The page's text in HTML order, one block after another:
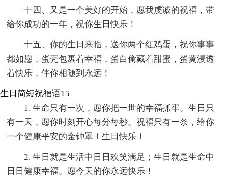
十四、又是一个美好的开始，愿我虔诚的祝福，带
给你成功的一年，祝你生日快乐！
十五、你的生日来临，送你两个红鸡蛋，祝你事事
都如愿，蛋壳包裹着幸福，蛋白偷藏着甜蜜，蛋黄浸透
着快乐，伴你相随到永远！
生日简短祝福语15
1. 生命只有一次，愿你把一世的幸福抓牢。生日只
有一天，愿你时刻开心每分每秒。祝福只有一条，给你
一个健康平安的金钟罩！生日快乐！
2. 生日就是生活中日日欢笑满足；生日就是生命中
日日健康幸福。愿今天的你永远快乐！